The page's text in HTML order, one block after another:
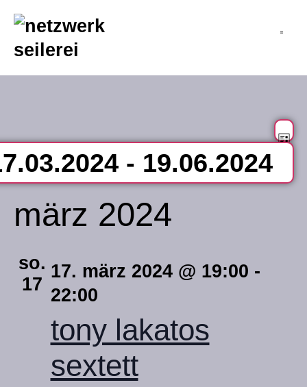
springen
- 19.06.2024
märz 2024
so.
17
tony lakatos
sextett
17. märz 2024 @ 19:00 -
22:00